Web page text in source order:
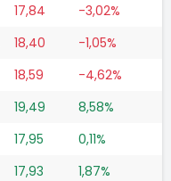
17,84
-3,02%
18,40
-1,05%
18,59
-4,62%
19,49
8,58%
17,95
0,11%
17,93
1,87%